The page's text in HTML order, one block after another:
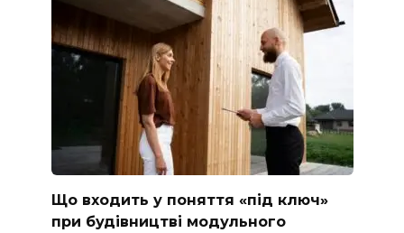
Що входить у поняття «під ключ»
при будівництві модульного